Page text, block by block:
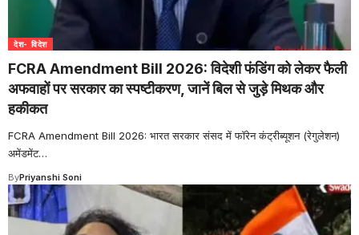
देश- विदेश
FCRA Amendment Bill 2026: विदेशी फंडिंग को लेकर फैली
अफवाहों पर सरकार का स्पष्टीकरण, जानें बिल से जुड़े मिथक और
हकीकत
FCRA Amendment Bill 2026: भारत सरकार संसद में फॉरेन कंट्रीब्यूशन (रेगुलेशन)
अमेंडमेंट…
ByPriyanshi Soni